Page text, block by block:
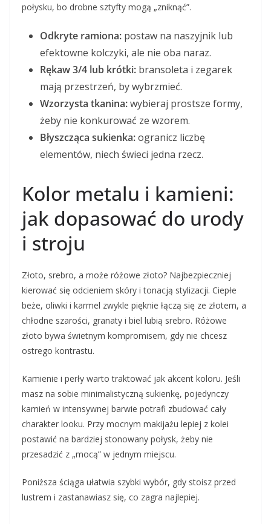
połysku, bo drobne sztyfty mogą „zniknąć”.
Odkryte ramiona: postaw na naszyjnik lub
efektowne kolczyki, ale nie oba naraz.
Rękaw 3/4 lub krótki: bransoleta i zegarek
mają przestrzeń, by wybrzmieć.
Wzorzysta tkanina:wybieraj prostsze formy,
żeby nie konkurować ze wzorem.
Błyszcząca sukienka:ogranicz liczbę
elementów, niech świeci jedna rzecz.
Kolor metalu i kamieni:
jak dopasować do urody
i stroju
Złoto, srebro, a może różowe złoto? Najbezpieczniej
kierować się odcieniem skóry i tonacją stylizacji. Ciepłe
beże, oliwki i karmel zwykle pięknie łączą się ze złotem, a
chłodne szarości, granaty i biel lubią srebro. Różowe
złoto bywa świetnym kompromisem, gdy nie chcesz
ostrego kontrastu.
Kamienie i perły warto traktować jak akcent koloru. Jeśli
masz na sobie minimalistyczną sukienkę, pojedynczy
kamień w intensywnej barwie potrafi zbudować cały
charakter looku. Przy mocnym makijażu lepiej z kolei
postawić na bardziej stonowany połysk, żeby nie
przesadzić z „mocą” w jednym miejscu.
Poniższa ściąga ułatwia szybki wybór, gdy stoisz przed
lustrem i zastanawiasz się, co zagra najlepiej.